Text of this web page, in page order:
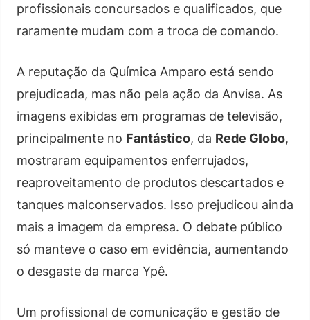
profissionais concursados e qualificados, que
raramente mudam com a troca de comando.
A reputação da Química Amparo está sendo
prejudicada, mas não pela ação da Anvisa. As
imagens exibidas em programas de televisão,
principalmente no Fantástico, da Rede Globo,
mostraram equipamentos enferrujados,
reaproveitamento de produtos descartados e
tanques malconservados. Isso prejudicou ainda
mais a imagem da empresa. O debate público
só manteve o caso em evidência, aumentando
o desgaste da marca Ypê.
Um profissional de comunicação e gestão de